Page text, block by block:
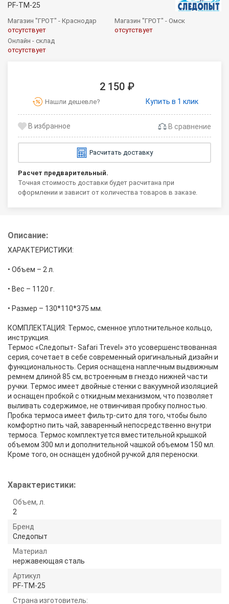
PF-TM-25
Магазин "ГРОТ" - Краснодар
отсутствует
Магазин "ГРОТ" - Омск
отсутствует
Онлайн - склад
отсутствует
2 150 ₽
Нашли дешевле? Купить в 1 клик
В сравнение
Расчитать доставку
Расчет предварительный.
Точная стоимость доставки будет расчитана при
оформлении и зависит от количества товаров в заказе.
Описание:
ХАРАКТЕРИСТИКИ:
• Объем – 2 л.
• Вес – 1120 г.
• Размер – 130*110*375 мм.
КОМПЛЕКТАЦИЯ: Термос, сменное уплотнительное кольцо,
инструкция.
Термос «Следопыт- Safari Trevel» это усовершенствованная
серия, сочетает в себе современный оригинальный дизайн и
функциональность. Серия оснащена наплечным выдвижным
ремнем длиной 85 см, встроенным в гнездо нижней части
ручки. Термос имеет двойные стенки с вакуумной изоляцией
и оснащен пробкой с откидным механизмом, что позволяет
выливать содержимое, не отвинчивая пробку полностью.
Пробка термоса имеет фильтр-сито для того, чтобы было
комфортно пить чай, заваренный непосредственно внутри
термоса. Термос комплектуется вместительной крышкой
объемом 300 мл и дополнительной чашкой объемом 150 мл.
Кроме того, он оснащен удобной ручкой для переноски.
Характеристики:
Объем, л.
2
Бренд
Следопыт
Материал
нержавеющая сталь
Артикул
PF-TM-25
Страна изготовитель: